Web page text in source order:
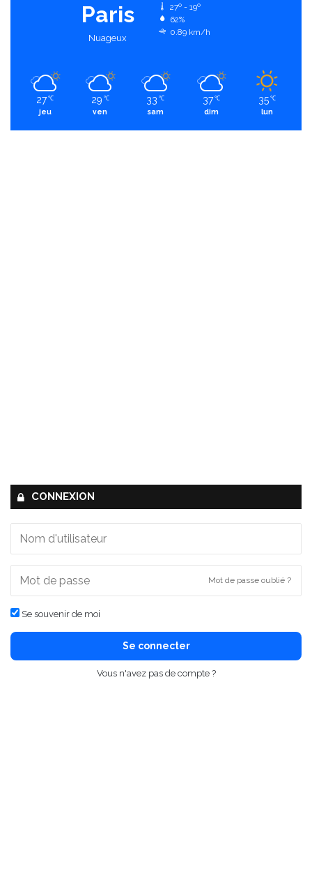
Paris
Nuageux
27º - 19º
62%
0.89 km/h
27 ℃
jeu
29 ℃
ven
33 ℃
sam
37 ℃
dim
35 ℃
lun
CONNEXION
Mot de passe oublié ?
Se souvenir de moi
Se connecter
Vous n'avez pas de compte ?